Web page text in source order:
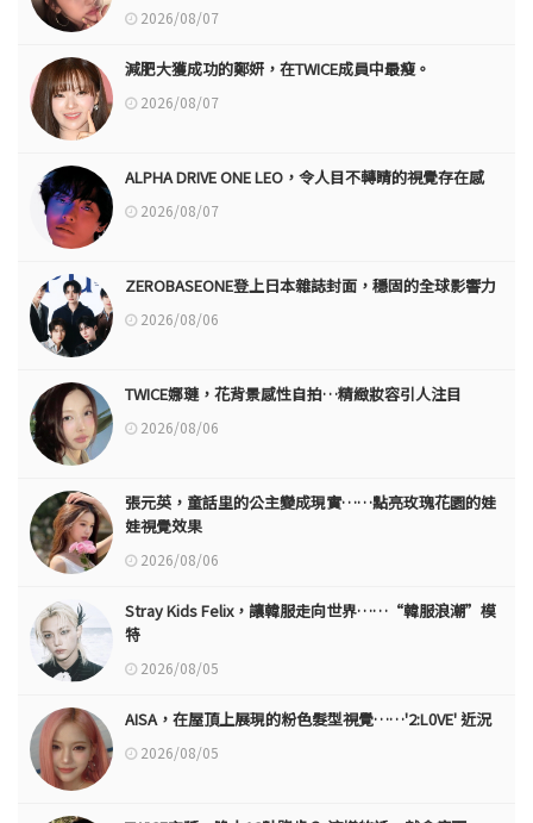
2026/08/07
減肥大獲成功的鄭妍，在TWICE成員中最瘦。
2026/08/07
ALPHA DRIVE ONE LEO，令人目不轉睛的視覺存在感
2026/08/07
ZEROBASEONE登上日本雜誌封面，穩固的全球影響力
2026/08/06
TWICE娜璉，花背景感性自拍…精緻妝容引人注目
2026/08/06
張元英，童話里的公主變成現實……點亮玫瑰花園的娃
娃視覺效果
2026/08/06
Stray Kids Felix，讓韓服走向世界……“韓服浪潮”模
特
2026/08/05
AISA，在屋頂上展現的粉色髮型視覺……'2:L0VE' 近況
2026/08/05